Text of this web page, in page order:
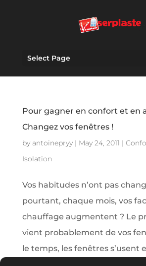
Select Page
Pour gagner en confort et en
Changez vos fenêtres !
by antoinepryy| May 24, 2011 |
Isolation
Vos habitudes n’ont pas
pourtant, chaque mois, vos
chauffage augmentent ? Le
vient probablement de vos
le temps, les fenêtres s’usent